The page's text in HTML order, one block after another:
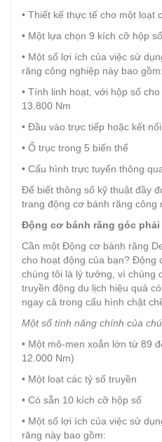
• Thiết kế thực tế cho một loạt
• Một lựa chọn 9 kích cỡ hộp
• Một số lợi ích của việc sử
răng công nghiệp này bao gồm:
• Tính linh hoạt, với hộp số
13.800 Nm
• Đầu vào trực tiếp hoặc kết
• Ổ trục trong 5 biến thể
• Cấu hình trực tuyến thông
Để biết thông số kỹ thuật đầy
trang động cơ bánh răng công
Động cơ bánh răng góc phải
Cần một Động cơ bánh răng
cho hoạt động của bạn? Động
chúng tôi là lý tưởng, vì chúng
truyền động du lịch hiệu quả
ngay cả trong cấu hình chặt
Một số tính năng chính của
• Một mô-men xoắn lớn từ 89
12.000 Nm)
• Một loạt các tỷ số truyền
• Có sẵn 10 kích cỡ hộp số
• Một số lợi ích của việc sử
răng này bao gồm: